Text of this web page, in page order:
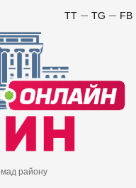
FB
TG
TT
району